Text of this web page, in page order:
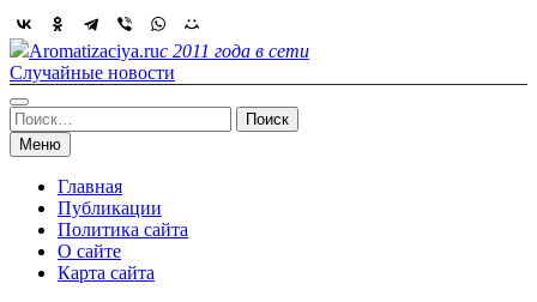
Skip
to
content
Aromatizaciya.ruс 2011 года в сети
Случайные новости
Найти:
Меню
Главная
Публикации
Политика сайта
О сайте
Карта сайта